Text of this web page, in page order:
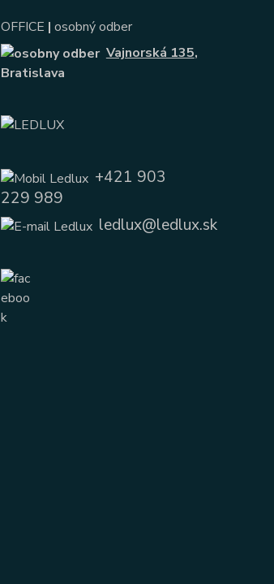
OFFICE | osobný odber
Vajnorská 135,
Bratislava
+421 903
229 989
ledlux@ledlux.sk